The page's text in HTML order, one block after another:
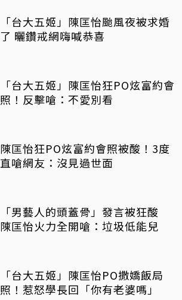
「台大五姬」陳匡怡颱風夜被求婚
了 曬鑽戒網嗨喊恭喜
「台大五姬」陳匡怡狂PO炫富約會
照！反擊嗆：不愛別看
陳匡怡狂PO炫富約會照被酸！3度
直嗆網友：沒見過世面
「男藝人的頭蓋骨」發言被狂酸
陳匡怡火力全開嗆：垃圾低能兒
「台大五姬」陳匡怡PO撒嬌飯局
照！惹怒學長回「你有老婆嗎」